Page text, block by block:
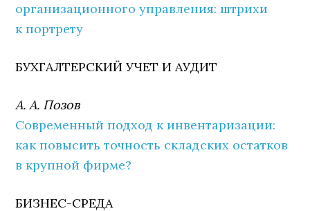
организационного управления: штрихи
к портрету
БУХГАЛТЕРСКИЙ УЧЕТ И АУДИТ
А. А. Позов
Современный подход к инвентаризации:
как повысить точность складских остатков
в крупной фирме?
БИЗНЕС-СРЕДА